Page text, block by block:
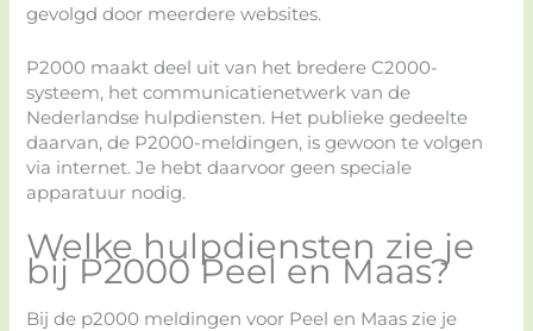
gevolgd door meerdere websites.
P2000 maakt deel uit van het bredere C2000-
systeem, het communicatienetwerk van de
Nederlandse hulpdiensten. Het publieke gedeelte
daarvan, de P2000-meldingen, is gewoon te volgen
via internet. Je hebt daarvoor geen speciale
apparatuur nodig.
Welke hulpdiensten zie je
bij P2000 Peel en Maas?
Bij de p2000 meldingen voor Peel en Maas zie je